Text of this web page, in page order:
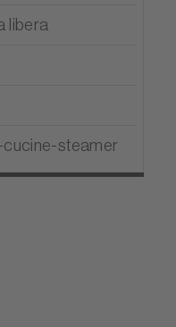
libera
cucine-steamer